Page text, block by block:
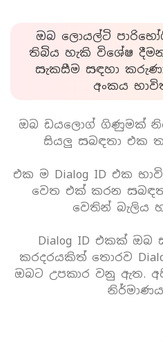
ඔබ ලොයල්ටි
තිබිය හැකි විශේෂ
සැකසීම සඳහා
අංකය
ඔබ ඩයලොග් ගිණුමක්
සියලු සබඳතා එක
එක ම Dialog ID එක
වෙත එක් කරන සබඳතා
වෙතින් බැලිය
Dialog ID එකක්
කරදරයකිත් තොරව
ඔබට උපකාර වනු ඇත.